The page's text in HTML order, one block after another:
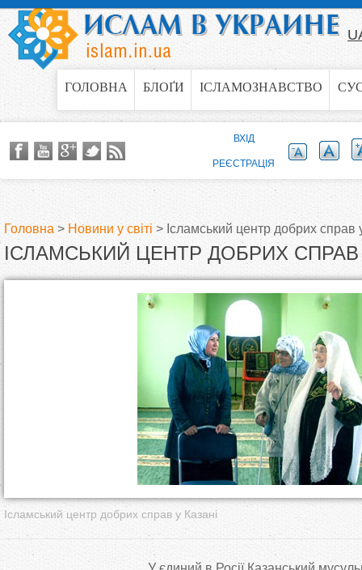
Jump to navigation
ГОЛОВНА БЛОҐИ ІСЛАМОЗНАВСТВО
В
Головна > Новини у світі > Ісламський центр добрих справ
ІСЛАМСЬКИЙ ЦЕНТР ДОБРИХ СПРАВ
Ісламський центр добрих справ у Казані
ВХІД
РЕЄСТРАЦІЯ